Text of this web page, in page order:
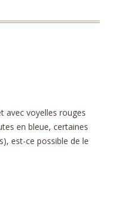
avec voyelles rouges
en bleue, certaines
est-ce possible de le